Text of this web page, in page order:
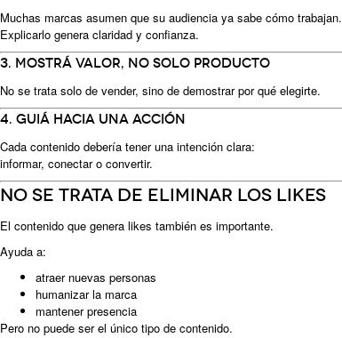
Muchas marcas asumen que su audiencia ya sabe cómo trabajan.
Explicarlo genera claridad y confianza.
3. Mostrá valor, no solo producto
No se trata solo de vender, sino de demostrar por qué elegirte.
4. Guiá hacia una acción
Cada contenido debería tener una intención clara:
informar, conectar o convertir.
No se trata de eliminar los likes
El contenido que genera likes también es importante.
Ayuda a:
atraer nuevas personas
humanizar la marca
mantener presencia
Pero no puede ser el único tipo de contenido.